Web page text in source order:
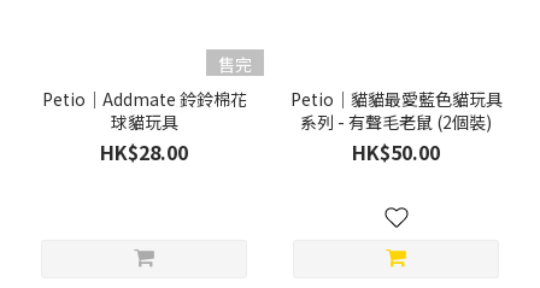
售完
Petio｜Addmate 鈴鈴棉花
球貓玩具
HK$28.00
Petio｜貓貓最愛藍色貓玩具
系列 - 有聲毛老鼠 (2個裝)
HK$50.00